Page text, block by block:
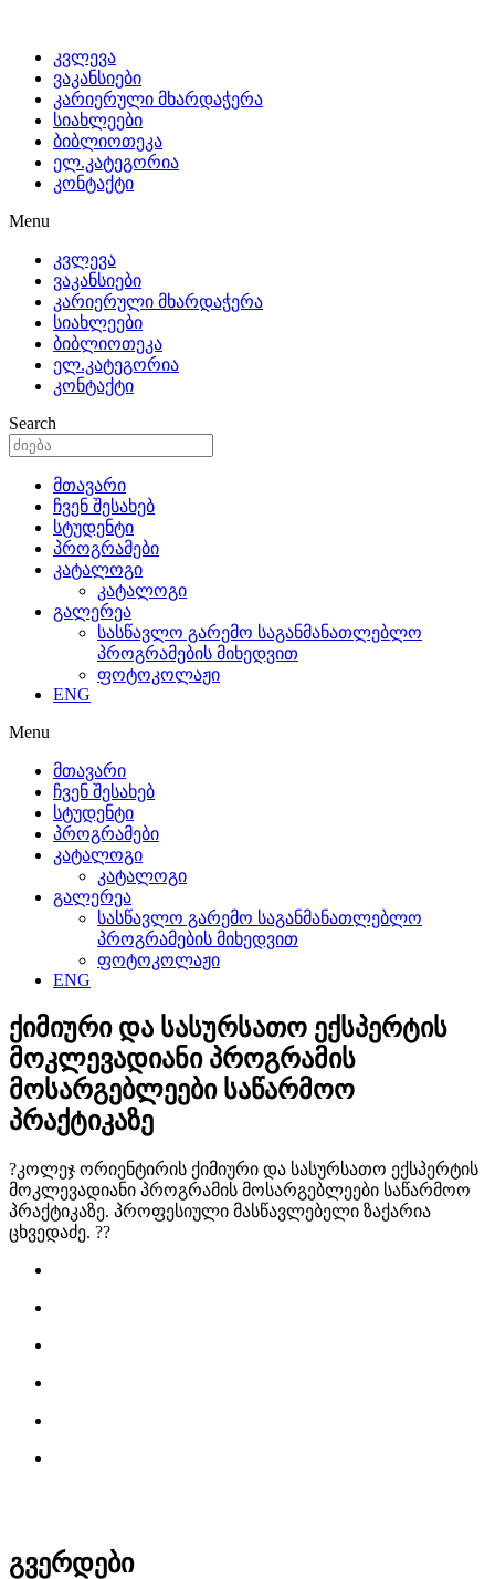
კვლევა
ვაკანსიები
კარიერული მხარდაჭერა
სიახლეები
ბიბლიოთეკა
ელ.კატეგორია
კონტაქტი
Menu
კვლევა
ვაკანსიები
კარიერული მხარდაჭერა
სიახლეები
ბიბლიოთეკა
ელ.კატეგორია
კონტაქტი
Search
მთავარი
ჩვენ შესახებ
სტუდენტი
პროგრამები
კატალოგი
კატალოგი
გალერეა
სასწავლო გარემო საგანმანათლებლო
პროგრამების მიხედვით
ფოტოკოლაჟი
ENG
Menu
მთავარი
ჩვენ შესახებ
სტუდენტი
პროგრამები
კატალოგი
კატალოგი
გალერეა
სასწავლო გარემო საგანმანათლებლო
პროგრამების მიხედვით
ფოტოკოლაჟი
ENG
ქიმიური და სასურსათო ექსპერტის
მოკლევადიანი პროგრამის
მოსარგებლეები საწარმოო
პრაქტიკაზე
?კოლეჯ ორიენტირის ქიმიური და სასურსათო ექსპერტის
მოკლევადიანი პროგრამის მოსარგებლეები საწარმოო
პრაქტიკაზე. პროფესიული მასწავლებელი ზაქარია
ცხვედაძე. ?‍?
გვერდები